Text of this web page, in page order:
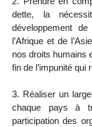
dette, la
développement
l’Afrique et de
nos droits humains
fin de l’impunité qui
3. Réaliser un
chaque pays à
participation des